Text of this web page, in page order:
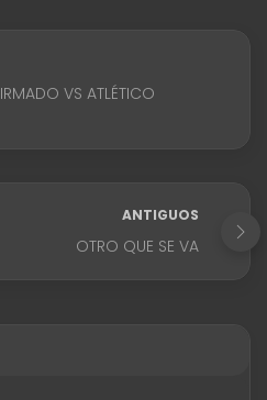
VS ATLÉTICO
ANTIGUOS
OTRO QUE SE VA